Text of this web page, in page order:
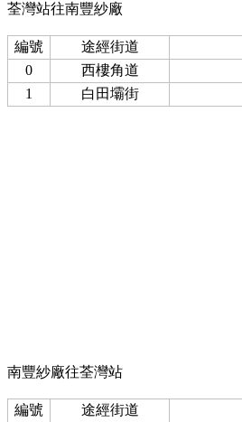
荃灣站往南豐紗廠
編號 途經街道
0
西樓角道
1
白田壩街
南豐紗廠往荃灣站
編號 途經街道